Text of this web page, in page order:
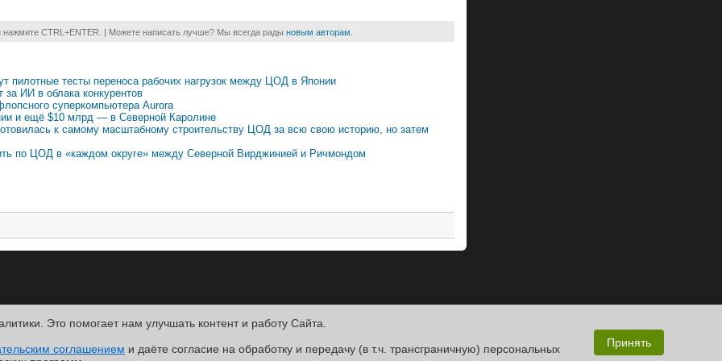
CTRL+ENTER. | Можете написать лучше? Мы всегда рады новым авторам
пилотные тесты переноса рабочих нагрузок между ЦОД в Японии
за ИИ в облака конкурентов
суперкомпьютера Aurora
и ещё $10 млрд — в Северной Каролине
к самому масштабному строительству ЦОД за всю свою историю, но затем
по ЦОД в «каждом округе» между Северной Вирджинией и Ричмондом
.
Это помогает нам улучшать контент и работу Cайта.
соглашением и даёте согласие на обработку и передачу (в т.ч. трансграничную) персональных
Принять